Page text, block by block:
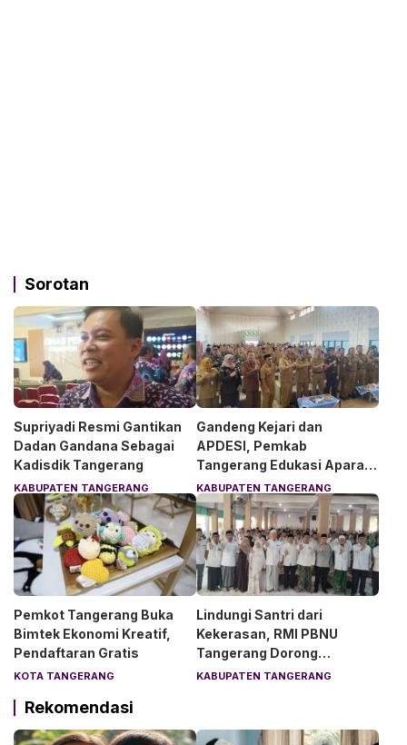
Sorotan
Supriyadi Resmi Gantikan
Dadan Gandana Sebagai
Kadisdik Tangerang
KABUPATEN TANGERANG
Gandeng Kejari dan
APDESI, Pemkab
Tangerang Edukasi Aparat
Desa Soal Hukum
KABUPATEN TANGERANG
Pemkot Tangerang Buka
Bimtek Ekonomi Kreatif,
Pendaftaran Gratis
KOTA TANGERANG
Lindungi Santri dari
Kekerasan, RMI PBNU
Tangerang Dorong
Lingkungan Pesantren
KABUPATEN TANGERANG
Rekomendasi